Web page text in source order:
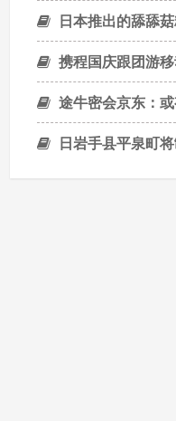
日本推出的舔舔菇糖
携程国庆跟团游
途牛密会京东：
日岩手县平泉町将制作